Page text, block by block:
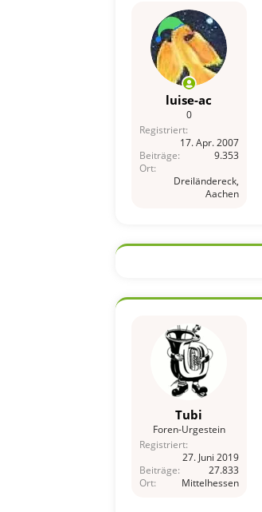
luise-ac
0
Registriert
17. Apr. 2007
Beiträge
9.353
Ort
Dreiländereck,
Aachen
Tubi
Foren-Urgestein
Registriert
27. Juni 2019
Beiträge
27.833
Ort
Mittelhessen